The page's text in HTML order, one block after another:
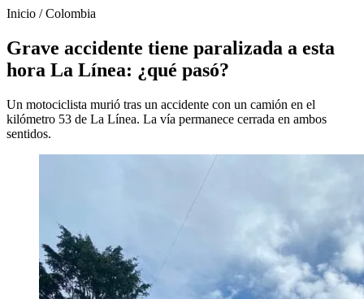
Inicio /Colombia
Grave accidente tiene paralizada a esta
hora La Línea: ¿qué pasó?
Un motociclista murió tras un accidente con un camión en el
kilómetro 53 de La Línea. La vía permanece cerrada en ambos
sentidos.